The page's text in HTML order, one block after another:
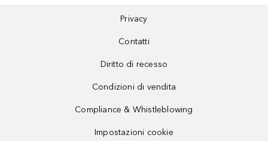
Privacy
Contatti
Diritto di recesso
Condizioni di vendita
Compliance & Whistleblowing
Impostazioni cookie